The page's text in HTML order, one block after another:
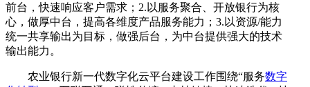
前台，快速响应客户需求；2.以服务聚合、开放银行为核
心，做厚中台，提高各维度产品服务能力；3.以资源/能力
统一共享输出为目标，做强后台，为中台提供强大的技术
输出能力。
农业银行新一代数字化云平台建设工作围绕“服务数字